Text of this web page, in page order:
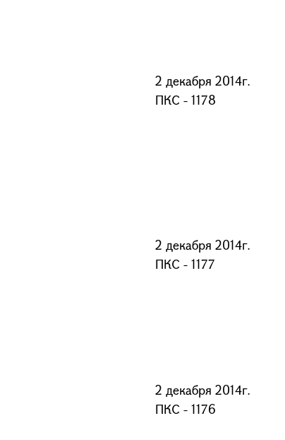
2 декабря 2014г.
ПКС - 1178
2 декабря 2014г.
ПКС - 1177
2 декабря 2014г.
ПКС - 1176